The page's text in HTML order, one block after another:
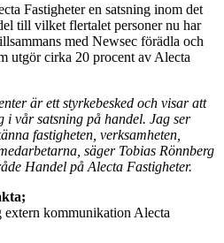
Fastigheter en satsning inom det
till vilket flertalet personer nu har
med Newsec förädla och
utgör cirka 20 procent av Alecta
är ett styrkebesked och visar att
vår satsning på handel. Jag ser
fastigheten, verksamheten,
säger Tobias Rönnberg
Handel på Alecta Fastigheter.
extern kommunikation Alecta